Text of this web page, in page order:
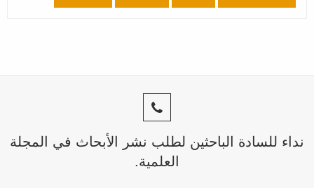
نداء للسادة الباحثين لطلب نشر الأبحاث في المجلة
العلمية.